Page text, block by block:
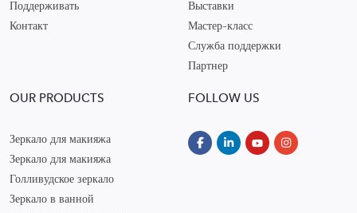
Поддерживать
Контакт
Выставки
Мастер-класс
Служба поддержки
Партнер
OUR PRODUCTS
Зеркало для макияжа
Зеркало для макияжа
Голливудское зеркало
Зеркало в ванной
FOLLOW US